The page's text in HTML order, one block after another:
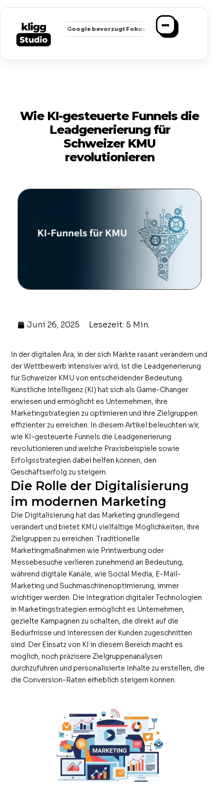
✦ Google bevorzugt Fokus ✦ Passende Anfragen statt
Wie KI-gesteuerte Funnels die
Leadgenerierung für
Schweizer KMU
revolutionieren
Juni 26, 2025 Lesezeit: 5 Min.
In der digitalen Ära, in der sich Märkte rasant verändern und
der Wettbewerb intensiver wird, ist die Leadgenerierung
für Schweizer KMU von entscheidender Bedeutung.
Künstliche Intelligenz (KI) hat sich als Game-Changer
erwiesen und ermöglicht es Unternehmen, ihre
Marketingstrategien zu optimieren und ihre Zielgruppen
effizienter zu erreichen. In diesem Artikel beleuchten wir,
wie KI-gesteuerte Funnels die Leadgenerierung
revolutionieren und welche Praxisbeispiele sowie
Erfolgsstrategien dabei helfen können, den
Geschäftserfolg zu steigern.
Die Rolle der Digitalisierung
im modernen Marketing
Die Digitalisierung hat das Marketing grundlegend
verändert und bietet KMU vielfältige Möglichkeiten, ihre
Zielgruppen zu erreichen. Traditionelle
Marketingmaßnahmen wie Printwerbung oder
Messebesuche verlieren zunehmend an Bedeutung,
während digitale Kanäle, wie Social Media, E-Mail-
Marketing und Suchmaschinenoptimierung, immer
wichtiger werden. Die Integration digitaler Technologien
in Marketingstrategien ermöglicht es Unternehmen,
gezielte Kampagnen zu schalten, die direkt auf die
Bedürfnisse und Interessen der Kunden zugeschnitten
sind. Der Einsatz von KI in diesem Bereich macht es
möglich, noch präzisere Zielgruppenanalysen
durchzuführen und personalisierte Inhalte zu erstellen, die
die Conversion-Raten erheblich steigern können.